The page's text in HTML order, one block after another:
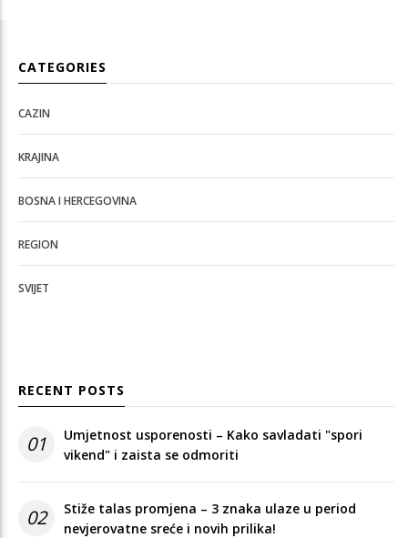
CATEGORIES
CAZIN
KRAJINA
BOSNA I HERCEGOVINA
REGION
SVIJET
RECENT POSTS
01
Umjetnost usporenosti – Kako savladati "spori
vikend" i zaista se odmoriti
02
Stiže talas promjena – 3 znaka ulaze u period
nevjerovatne sreće i novih prilika!